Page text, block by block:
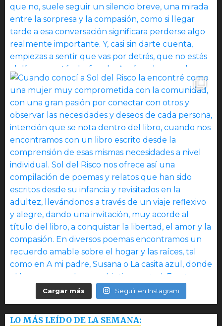
Cargar más Seguir en Instagram
LO MÁS LEÍDO DE LA SEMANA: